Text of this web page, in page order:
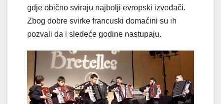
gdje obično sviraju najbolji evropski izvođači.
Zbog dobre svirke francuski domaćini su ih
pozvali da i sledeće godine nastupaju.